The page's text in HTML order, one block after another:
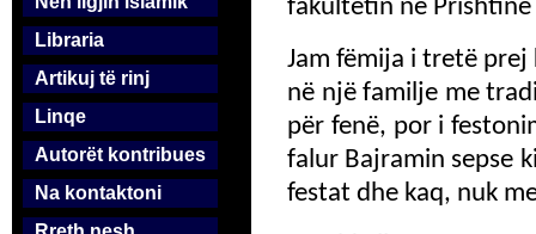
Libraria
Artikuj të rinj
Linqe
Autorët kontribues
Na kontaktoni
fakultetin në
Jam fëmija i tretë
në një familje me
për fenë, por i
falur Bajramin sepse
festat dhe kaq, nuk